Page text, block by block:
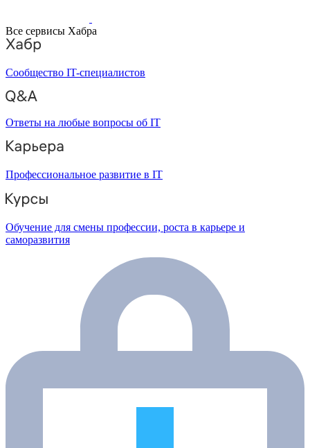
Все сервисы Хабра
Сообщество IT-специалистов
Ответы на любые вопросы об IT
Профессиональное развитие в IT
Обучение для смены профессии, роста в карьере и
саморазвития